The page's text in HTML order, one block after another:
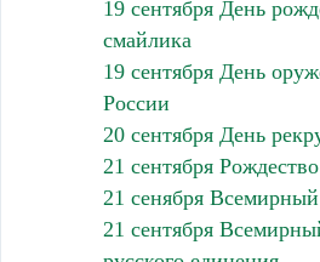
19 сентября День
смайлика
19 сентября День
России
20 сентября День
21 сентября
21 сенября
21 сентября